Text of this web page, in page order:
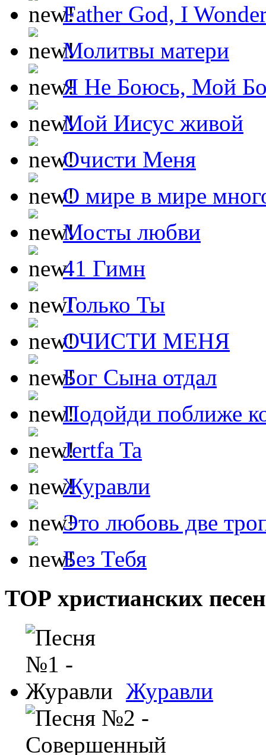
Father God, I
Молитвы матери
Я Не Боюсь, Мой
Мой Иисус живой
Очисти Меня
О мире в мире
Мосты любви
41 Гимн
Только Ты
ОЧИСТИ МЕНЯ
Бог Сына отдал
Подойди поближе
Jertfa Ta
Журавли
Это любовь две
Без Тебя
ТОР христианских песен
Журавли